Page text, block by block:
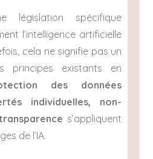
législation spécifique
l’intelligence artificielle
cela ne signifie pas un
principes existants en
des données
individuelles, non-
s’appliquent
de l’IA.